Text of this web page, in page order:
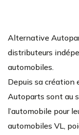
Alternative
distributeurs
automobiles.
Depuis sa
Autoparts sont au
l’automobile pour
automobiles VL,